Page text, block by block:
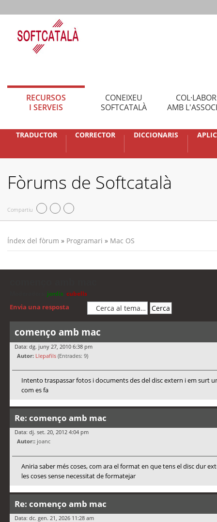
RECURSOS
I SERVEIS
CONEIXEU
SOFTCATALÀ
AMB
TRADUCTOR CORRECTOR DICCIONARIS
Fòrums de Softcatalà
Compartiu
Índex del fòrum » Programari » Mac OS
jordis cubells
Envia una resposta
començo amb mac
Data: dg. juny 27, 2010 6:38 pm
Autor: Llepafils (Entrades: 9)
Intento traspassar fotos i documents des del disc extern i em surt
com es fa
Re: començo amb mac
Data: dj. set. 20, 2012 4:04 pm
Autor:: joanc
Aniria saber més coses, com ara el format en que tens el disc dur
les coses sense necessitat de formatejar
Re: començo amb mac
Data: dc. gen. 21, 2026 11:28 am